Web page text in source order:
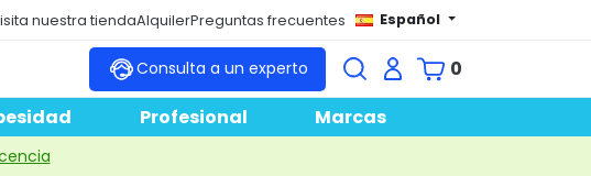
nuestra tiendaAlquilerPreguntas frecuentes Español
Consulta a un experto
0
Profesional Marcas